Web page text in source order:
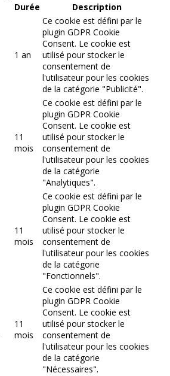
Durée Description
1 an
Ce cookie est défini par le
plugin GDPR Cookie
Consent. Le cookie est
utilisé pour stocker le
consentement de
l'utilisateur pour les cookies
de la catégorie "Publicité".
11
mois
Ce cookie est défini par le
plugin GDPR Cookie
Consent. Le cookie est
utilisé pour stocker le
consentement de
l'utilisateur pour les cookies
de la catégorie
"Analytiques".
11
mois
Ce cookie est défini par le
plugin GDPR Cookie
Consent. Le cookie est
utilisé pour stocker le
consentement de
l'utilisateur pour les cookies
de la catégorie
"Fonctionnels".
11
mois
Ce cookie est défini par le
plugin GDPR Cookie
Consent. Le cookie est
utilisé pour stocker le
consentement de
l'utilisateur pour les cookies
de la catégorie
"Nécessaires".